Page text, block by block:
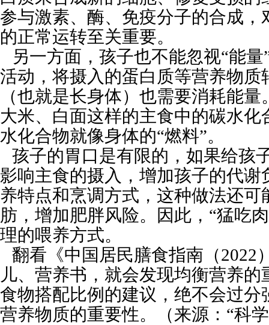
参与激素、酶、免疫分子的合成，
的正常运转至关重要。
另一方面，孩子也不能忽视“能
活动，将摄入的蛋白质等营养物质
（也就是长身体）也需要消耗能
大米、白面这样的主食中的碳水化
水化合物就像身体的“燃料”。
孩子的胃口是有限的，如果给孩
影响主食的摄入，增加孩子的代谢
养特点和烹调方式，这种做法还可
肪，增加肥胖风险。因此，“猛吃
理的喂养方式。
翻看《中国居民膳食指南（2022
儿、营养书，就会发现均衡营养
食物搭配比例的建议，绝不会过分
营养物质的重要性。（来源：“科